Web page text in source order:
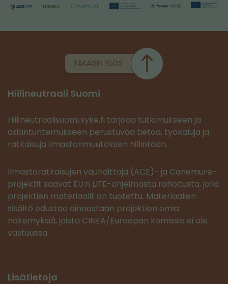
TAKAISIN YLÖS
Hiilineutraali Suomi
Hiilineutraalisuomi.syke.fi tarjoaa tutkimukseen ja
asiantuntemukseen perustuvaa tietoa, työkaluja ja
ratkaisuja ilmastonmuutoksen hillintään.
Ilmastoratkaisujen vauhdittaja (ACE)- ja Canemure-
projektit saavat EU:n LIFE-ohjelmasta rahoitusta, jolla
projektien materiaalit on tuotettu. Materiaalien
sisältö edustaa ainoastaan projektien omia
näkemyksiä, joista CINEA/Euroopan komissio ei ole
vastuussa.
Lisätietoja